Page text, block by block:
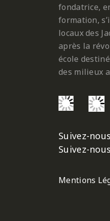
fondatrice,
formation,
locaux des
après la
école
des milieux
Suivez-
Suivez-
Mentions